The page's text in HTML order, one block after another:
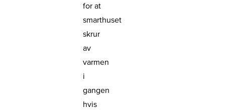
for at
smarthuset
skrur
av
varmen
i
gangen
hvis